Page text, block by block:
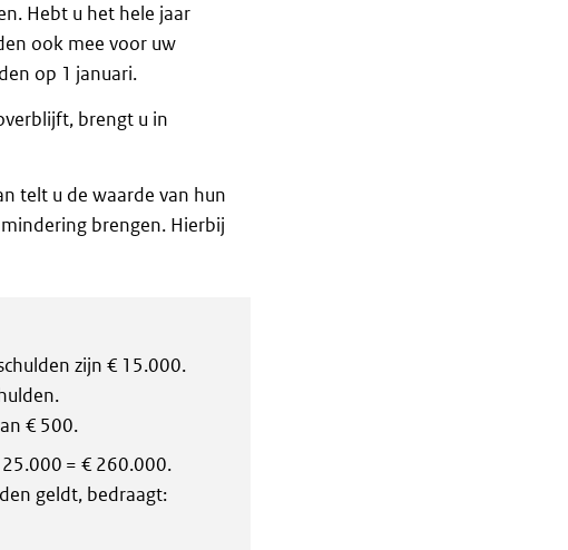
Hebt u het hele jaar
ook mee voor uw
op 1 januari.
brengt u in
telt u de waarde van hun
brengen. Hierbij
zijn € 15.000.
€ 500.
= € 260.000.
geldt, bedraagt: